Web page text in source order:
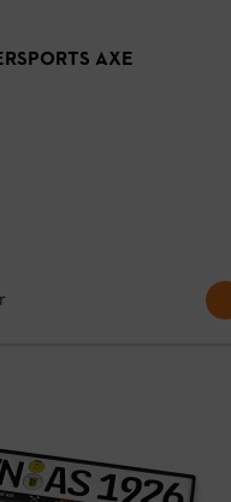
AXE